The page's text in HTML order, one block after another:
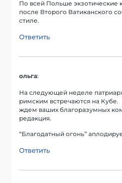
По всей Польше экзотические
после Второго Ватиканского
стиле.
Ответить
ольга:
На следующей неделе
римским встречаются на Кубе.
ждем ваших благоразумных
редакция.
“Благодатный огонь”
Ответить